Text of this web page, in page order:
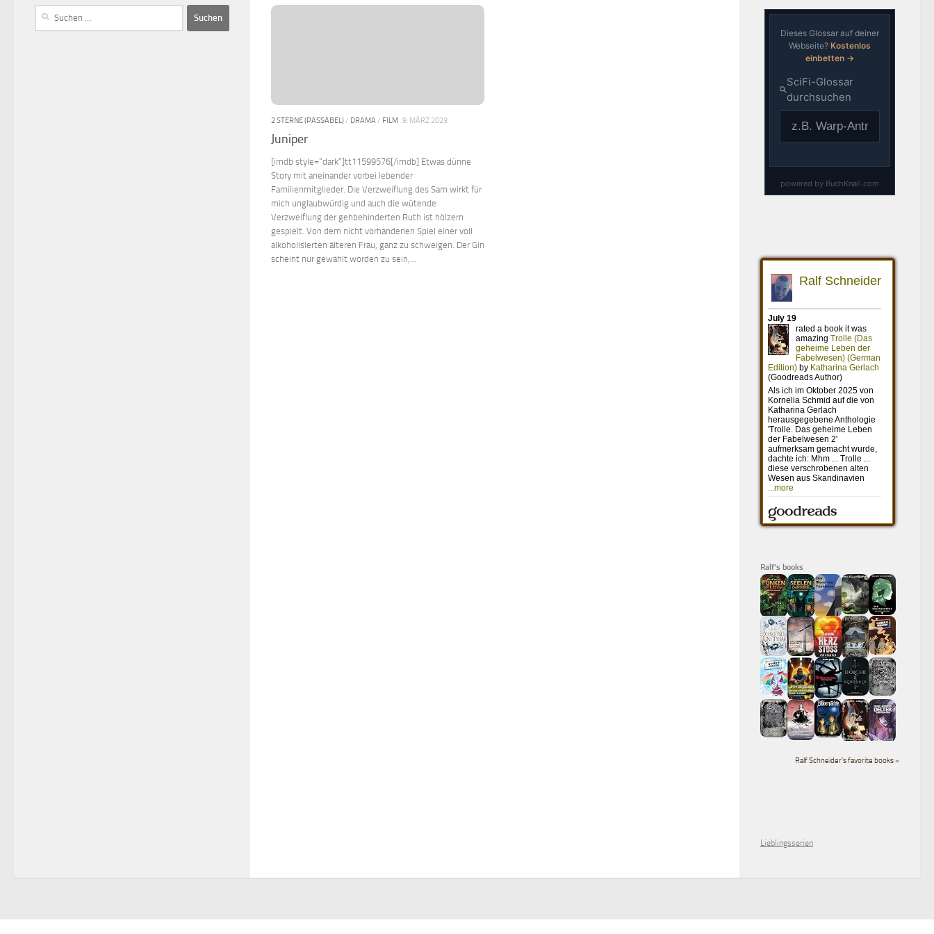
2 STERNE (PASSABEL)/ DRAMA / FILM 9. MÄRZ 2023
Juniper
[imdb style=“dark“]tt11599576[/imdb] Etwas dünne
Story mit aneinander vorbei lebender
Familienmitglieder. Die Verzweiflung des Sam wirkt für
mich unglaubwürdig und auch die wütende
Verzweiflung der gehbehinderten Ruth ist hölzern
gespielt. Von dem nicht vorhandenen Spiel einer voll
alkoholisierten älteren Frau, ganz zu schweigen. Der Gin
scheint nur gewählt worden zu sein,...
Ralf's books
Ralf Schneider's favorite books »
Lieblingsserien